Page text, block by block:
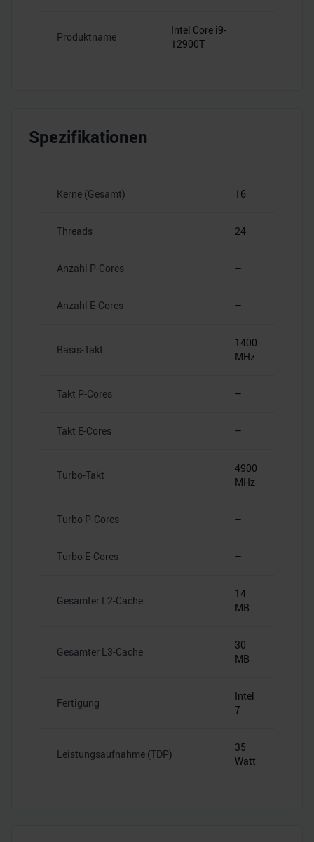
Produktname
Intel Core i9-
12900T
Spezifikationen
Kerne (Gesamt) 16
Threads 24
Anzahl P-Cores –
Anzahl E-Cores –
Basis-Takt
1400
MHz
Takt P-Cores –
Takt E-Cores –
Turbo-Takt
4900
MHz
Turbo P-Cores –
Turbo E-Cores –
Gesamter L2-Cache
14
MB
Gesamter L3-Cache
30
MB
Fertigung
Intel
7
Leistungsaufnahme (TDP)
35
Watt